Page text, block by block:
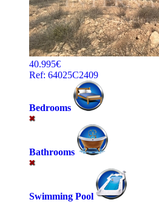
40.995€
Ref: 64025C2409
Bedrooms
Bathrooms
Swimming Pool